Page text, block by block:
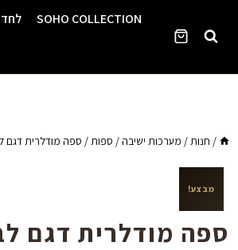
SOHO COLLECTION
/ חנות/ מערכות ישיבה/ ספות/ ספה מודלרית דגם
מבצע!
ספה מודלרית דגם